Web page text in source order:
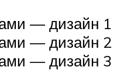
— дизайн 1
— дизайн 2
— дизайн 3